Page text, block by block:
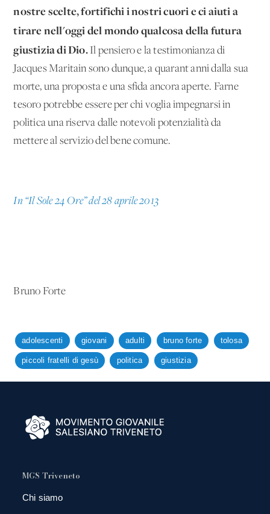
nostre scelte, fortifichi i nostri cuori e ci aiuti a
tirare nell'oggi del mondo qualcosa della futura
giustizia di Dio. Il pensiero e la testimonianza di
Jacques Maritain sono dunque, a quarant'anni dalla sua
morte, una proposta e una sfida ancora aperte. Farne
tesoro potrebbe essere per chi voglia impegnarsi in
politica una riserva dalle notevoli potenzialità da
mettere al servizio del bene comune.
In “Il Sole 24 Ore” del 28 aprile 2013
Bruno Forte
adolescenti giovani adulti bruno forte tolosa
piccoli fratelli di gesù politica giustizia
MGS Triveneto
Chi siamo